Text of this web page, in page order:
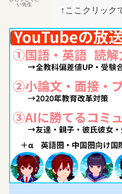
い先生
↑ここクリック